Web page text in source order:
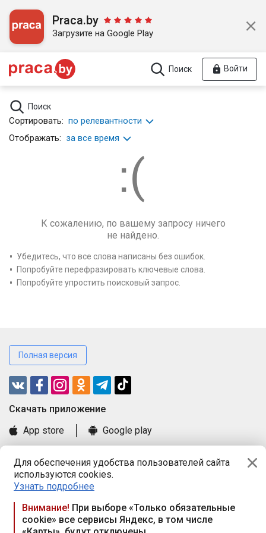
Для обеспечения удобства пользователей сайта
используются cookies.
Узнать подробнее
Внимание! При выборе «Только обязательные
cookie» все сервисы Яндекс, в том числе
Praca.by
Загрузите на Google Play
Поиск Войти
Поиск
Сортировать: по релевантности
Отображать: за все время
К сожалению, по вашему запросу ничего
не найдено.
Убедитесь, что все слова написаны без ошибок.
Попробуйте перефразировать ключевые слова.
Попробуйте упростить поисковый запрос.
Полная версия
Cкачать приложение
App store
Google play
Книга замечаний и предложений
Правила и документы
Praca.by © 2000—2026, ООО «ПРАЦА БАЙ»
Республика Беларусь, 220114, г. Минск, пр-т Независимости
117а, пом. № 9.